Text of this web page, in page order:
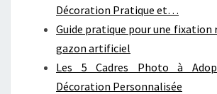
Décoration Pratique et…
Guide pratique pour une fixation
gazon artificiel
Les 5 Cadres Photo à
Décoration Personnalisée